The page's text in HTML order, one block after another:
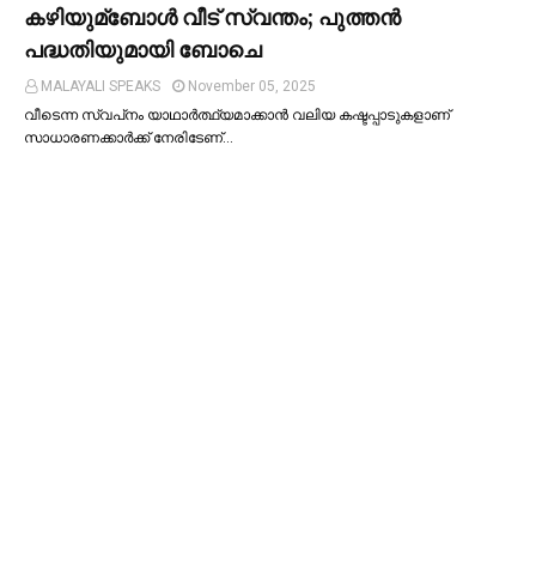
കഴിയുമ്ബോള്‍ വീട് സ്വന്തം; പുത്തന്‍
പദ്ധതിയുമായി ബോചെ
MALAYALI SPEAKS
November 05, 2025
വീടെന്ന സ്വപ്‌നം യാഥാര്‍ത്ഥ്യമാക്കാന്‍ വലിയ കഷ്ടപ്പാടുകളാണ്
സാധാരണക്കാര്‍ക്ക് നേരിടേണ്…